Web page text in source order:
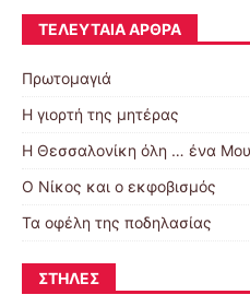
ΤΕΛΕΥΤΑΊΑ ΆΡΘΡΑ
Πρωτομαγιά
Η γιορτή της μητέρας
Η Θεσσαλονίκη όλη … ένα
Ο Νίκος και ο εκφοβισμός
Τα οφέλη της ποδηλασίας
ΣΤΉΛΕΣ